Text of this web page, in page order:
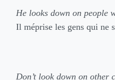
He looks down on people
Il méprise les gens qui ne
Don’t look down on other